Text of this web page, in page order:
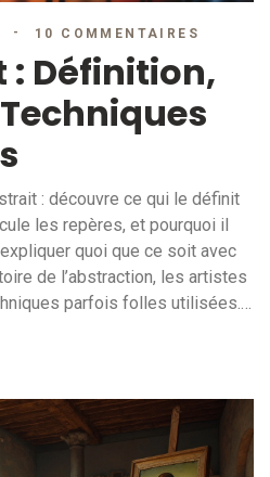
10 COMMENTAIRES
Définition,
: découvre ce qui le définit
les repères, et pourquoi il
quoi que ce soit avec
de l’abstraction, les artistes
parfois folles utilisées.
l’art aujourd’hui.